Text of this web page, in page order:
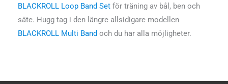
BLACKROLL Loop Band Set för träning av bål, ben och
säte. Hugg tag i den längre allsidigare modellen
BLACKROLL Multi Band och du har alla möjligheter.